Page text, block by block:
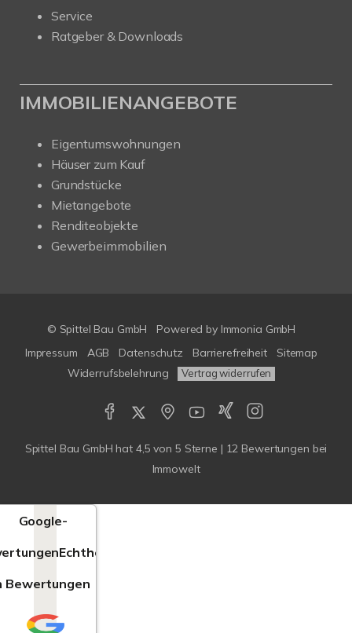
Service
Ratgeber & Downloads
IMMOBILIENANGEBOTE
Eigentumswohnungen
Häuser zum Kauf
Grundstücke
Mietangebote
Renditeobjekte
Gewerbeimmobilien
© Spittel Bau GmbH Powered by Immonia GmbH
Impressum
AGB Datenschutz Barrierefreiheit
Sitemap
Widerrufsbelehrung
Vertrag widerrufen
Spittel Bau GmbH hat 4,5 von 5 Sterne | 12 Bewertungen bei
Immowelt
Google-
Echtheit
Bewertungen